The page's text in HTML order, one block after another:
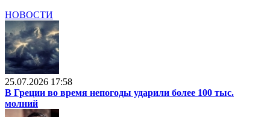
НОВОСТИ
25.07.2026 17:58
В Греции во время непогоды ударили более 100 тыс.
молний